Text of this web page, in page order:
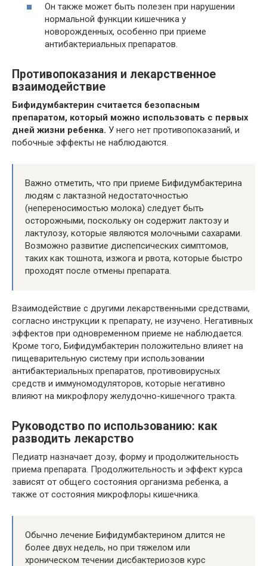
Он также может быть полезен при нарушении
нормальной функции кишечника у
новорожденных, особенно при приеме
антибактериальных препаратов.
Противопоказания и лекарственное
взаимодействие
Бифидумбактерин считается безопасным
препаратом, который можно использовать с первых
дней жизни ребенка. У него нет противопоказаний, и
побочные эффекты не наблюдаются.
Важно отметить, что при приеме Бифидумбактерина
людям с лактазной недостаточностью
(непереносимостью молока) следует быть
осторожными, поскольку он содержит лактозу и
лактулозу, которые являются молочными сахарами.
Возможно развитие диспепсических симптомов,
таких как тошнота, изжога и рвота, которые быстро
проходят после отмены препарата.
Взаимодействие с другими лекарственными средствами,
согласно инструкции к препарату, не изучено. Негативных
эффектов при одновременном приеме не наблюдается.
Кроме того, Бифидумбактерин положительно влияет на
пищеварительную систему при использовании
антибактериальных препаратов, противовирусных
средств и иммуномодуляторов, которые негативно
влияют на микрофлору желудочно-кишечного тракта.
Руководство по использованию: как
разводить лекарство
Педиатр назначает дозу, форму и продолжительность
приема препарата. Продолжительность и эффект курса
зависят от общего состояния организма ребенка, а
также от состояния микрофлоры кишечника.
Обычно лечение Бифидумбактерином длится не
более двух недель, но при тяжелом или
хроническом течении дисбактериозов курс